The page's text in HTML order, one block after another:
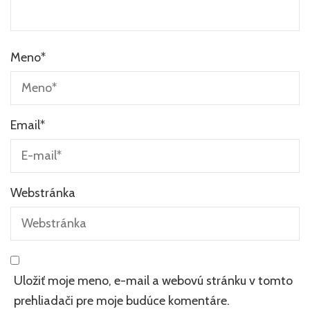
Meno*
Email*
Webstránka
Uložiť moje meno, e-mail a webovú stránku v tomto
prehliadači pre moje budúce komentáre.